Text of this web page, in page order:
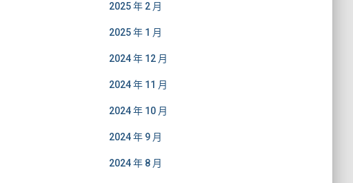
2025 年 2 月
2025 年 1 月
2024 年 12 月
2024 年 11 月
2024 年 10 月
2024 年 9 月
2024 年 8 月